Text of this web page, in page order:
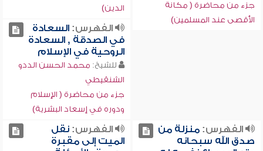
جزء من محاضرة ( مكانة
الأقصى عند المسلمين)
الدين)
الفهرس:السعادة
في الصدقة , السعادة
الروحية في الإسلام
للشيخ: محمد الحسن الددو
الشنقيطي
جزء من محاضرة ( الإسلام
ودوره في إسعاد البشرية)
الفهرس:منزلة من
صدق الله سبحانه
الفهرس:نقل
الميت إلى مقبرة